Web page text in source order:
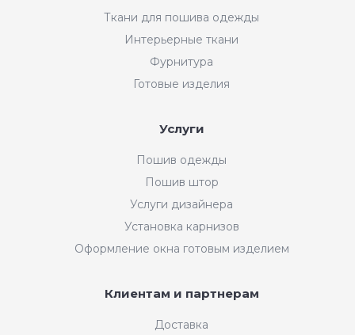
Ткани для пошива одежды
Интерьерные ткани
Фурнитура
Готовые изделия
Услуги
Пошив одежды
Пошив штор
Услуги дизайнера
Установка карнизов
Оформление окна готовым изделием
Клиентам и партнерам
Доставка